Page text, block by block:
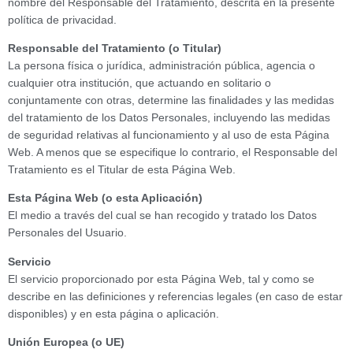
política de privacidad.
Responsable del Tratamiento (o Titular)
La persona física o jurídica, administración pública, agencia o
cualquier otra institución, que actuando en solitario o
conjuntamente con otras, determine las finalidades y las medidas
del tratamiento de los Datos Personales, incluyendo las medidas
de seguridad relativas al funcionamiento y al uso de esta Página
Web. A menos que se especifique lo contrario, el Responsable del
Tratamiento es el Titular de esta Página Web.
Esta Página Web (o esta Aplicación)
El medio a través del cual se han recogido y tratado los Datos
Personales del Usuario.
Servicio
El servicio proporcionado por esta Página Web, tal y como se
describe en las definiciones y referencias legales (en caso de estar
disponibles) y en esta página o aplicación.
Unión Europea (o UE)